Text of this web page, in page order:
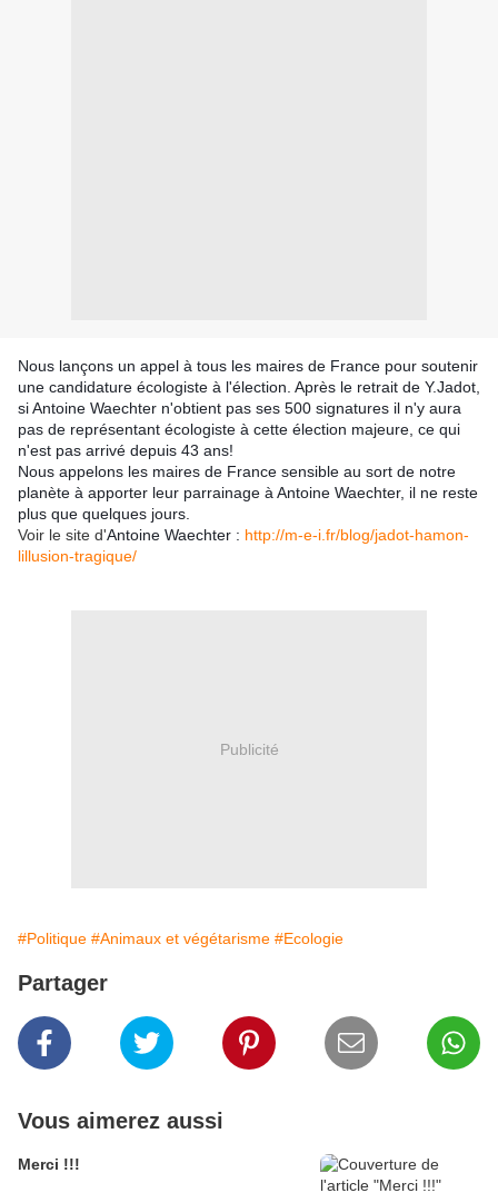
Nous lançons un appel à tous les maires de France pour soutenir
une candidature écologiste à l'élection. Après le retrait de Y.Jadot,
si Antoine Waechter n'obtient pas ses 500 signatures il n'y aura
pas de représentant écologiste à cette élection majeure, ce qui
n'est pas arrivé depuis 43 ans!
Nous appelons les maires de France sensible au sort de notre
planète à apporter leur parrainage à Antoine Waechter, il ne reste
plus que quelques jours.
Voir le site d'Antoine Waechter : http://m-e-i.fr/blog/jadot-hamon-
lillusion-tragique/
Publicité
#Politique #Animaux et végétarisme #Ecologie
Partager
Vous aimerez aussi
Merci !!!